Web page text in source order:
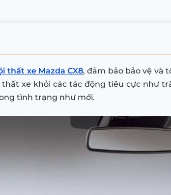
thất xe Mazda CX8, đảm bảo bảo vệ và
xe khỏi các tác động tiêu cực như
tình trạng như mới.